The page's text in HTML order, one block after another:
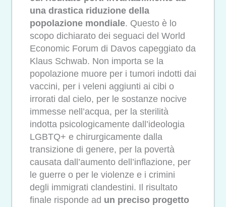
una drastica riduzione della
popolazione mondiale. Questo è lo
scopo dichiarato dei seguaci del World
Economic Forum di Davos capeggiato da
Klaus Schwab. Non importa se la
popolazione muore per i tumori indotti dai
vaccini, per i veleni aggiunti ai cibi o
irrorati dal cielo, per le sostanze nocive
immesse nell’acqua, per la sterilità
indotta psicologicamente dall’ideologia
LGBTQ+ e chirurgicamente dalla
transizione di genere, per la povertà
causata dall’aumento dell’inflazione, per
le guerre o per le violenze e i crimini
degli immigrati clandestini. Il risultato
finale risponde ad un preciso progetto